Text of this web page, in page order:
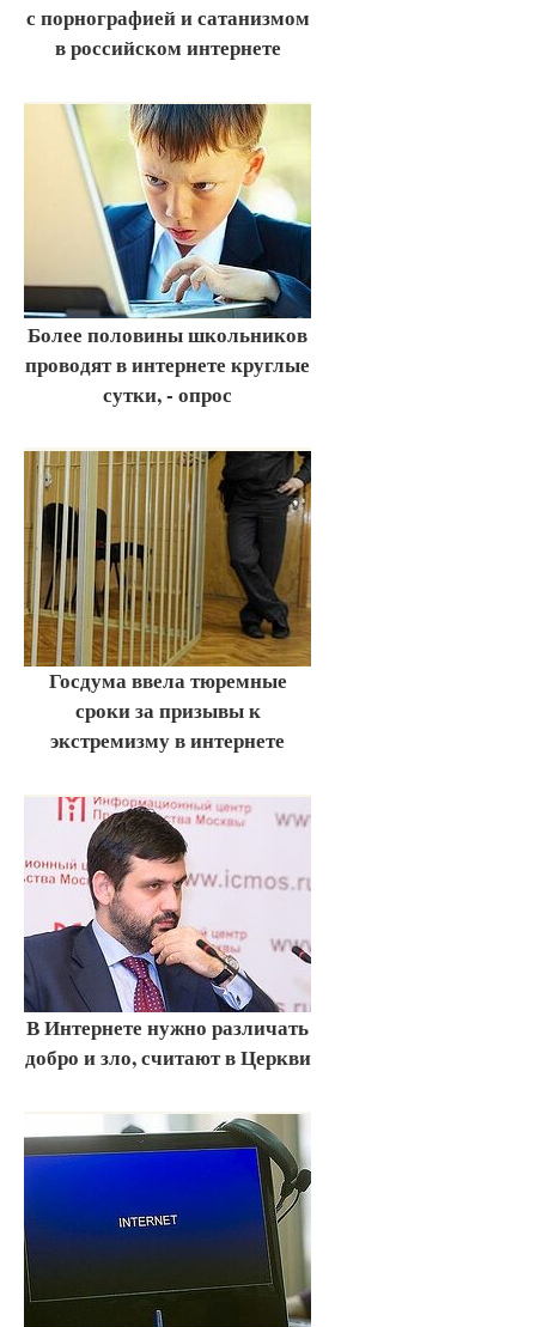
с порнографией и сатанизмом
в российском интернете
Более половины школьников
проводят в интернете круглые
сутки, - опрос
Госдума ввела тюремные
сроки за призывы к
экстремизму в интернете
В Интернете нужно различать
добро и зло, считают в Церкви